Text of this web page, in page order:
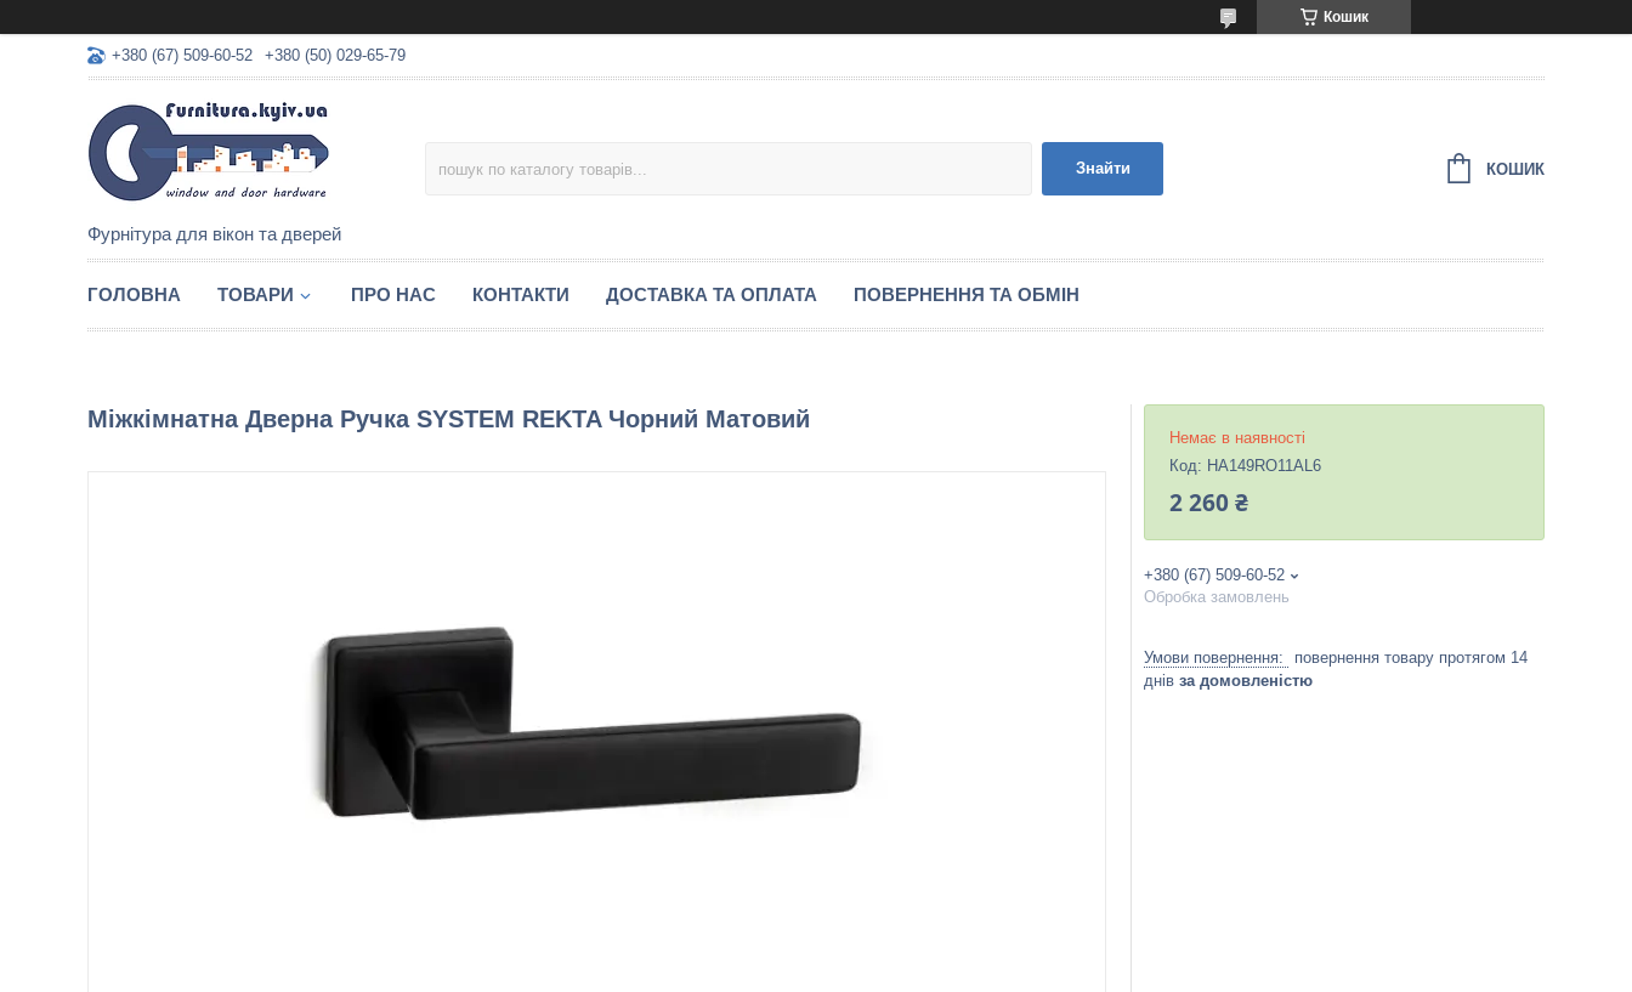
Кошик
+380 (67) 509-60-52 +380 (50) 029-65-79
Фурнітура для вікон та дверей
Знайти КОШИК
ГОЛОВНА ТОВАРИ ПРО НАС КОНТАКТИ ДОСТАВКА ТА ОПЛАТА ПОВЕРНЕННЯ ТА ОБМІН
Міжкімнатна Дверна Ручка SYSTEM REKTA Чорний Матовий
Немає в наявності
Код: HA149RO11AL6
2 260 ₴
+380 (67) 509-60-52
Обробка замовлень
повернення товару протягом 14
днів за домовленістю